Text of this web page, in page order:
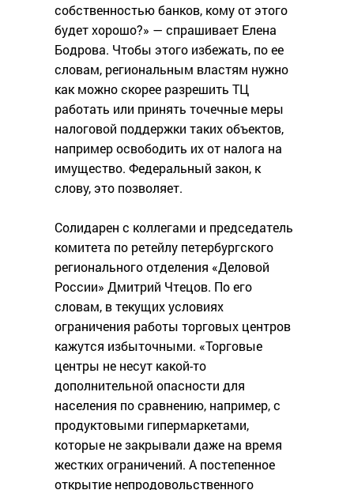
собственностью банков, кому от этого
будет хорошо?» — спрашивает Елена
Бодрова. Чтобы этого избежать, по ее
словам, региональным властям нужно
как можно скорее разрешить ТЦ
работать или принять точечные меры
налоговой поддержки таких объектов,
например освободить их от налога на
имущество. Федеральный закон, к
слову, это позволяет.
Солидарен с коллегами и председатель
комитета по ретейлу петербургского
регионального отделения «Деловой
России» Дмитрий Чтецов. По его
словам, в текущих условиях
ограничения работы торговых центров
кажутся избыточными. «Торговые
центры не несут какой-то
дополнительной опасности для
населения по сравнению, например, с
продуктовыми гипермаркетами,
которые не закрывали даже на время
жестких ограничений. А постепенное
открытие непродовольственного